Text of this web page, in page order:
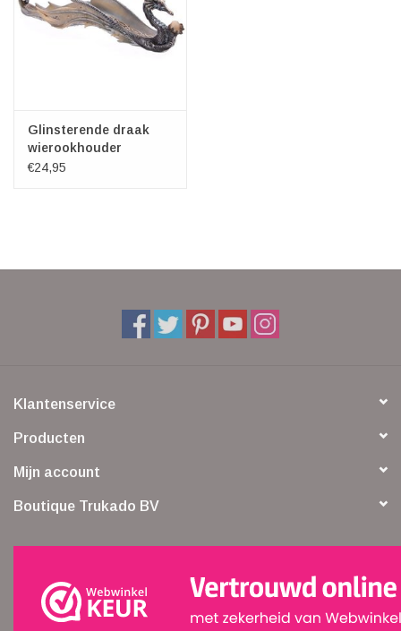
Glinsterende draak
wierookhouder
€24,95
Klantenservice
Producten
Mijn account
Boutique Trukado BV